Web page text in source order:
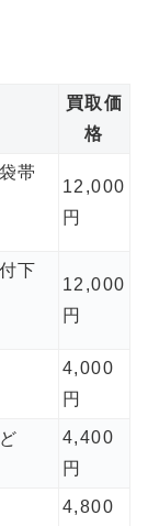
買取価
格
帯
12,000
円
下
12,000
円
4,000
円
4,400
円
4,800